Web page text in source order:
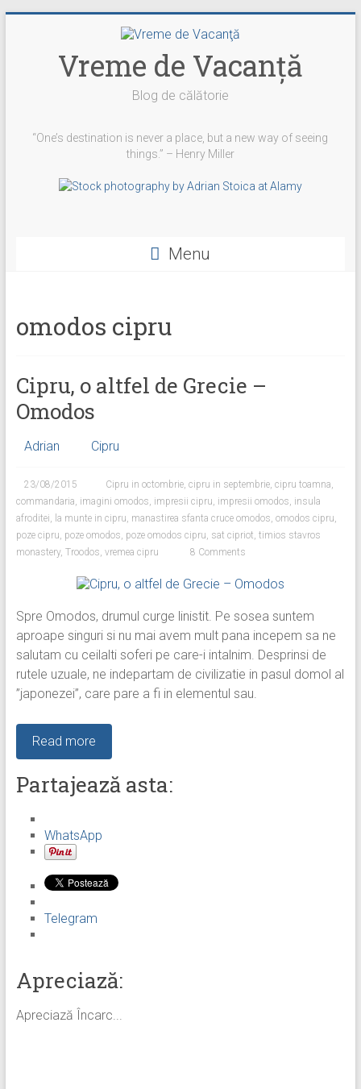
Vreme de Vacanţă
Blog de călătorie
“One’s destination is never a place, but a new way of seeing
things.” – Henry Miller
vremedevacanta
@vremedevacanta
vremedevacanta.ro
Menu
omodos cipru
Cipru, o altfel de Grecie –
Omodos
Adrian Cipru
23/08/2015 Cipru in octombrie, cipru in septembrie, cipru toamna,
commandaria, imagini omodos, impresii cipru, impresii omodos, insula
afroditei, la munte in cipru, manastirea sfanta cruce omodos, omodos cipru,
poze cipru, poze omodos, poze omodos cipru, sat cipriot, timios stavros
monastery, Troodos, vremea cipru 8 Comments
Spre Omodos, drumul curge linistit. Pe sosea suntem
aproape singuri si nu mai avem mult pana incepem sa ne
salutam cu ceilalti soferi pe care-i intalnim. Desprinsi de
rutele uzuale, ne indepartam de civilizatie in pasul domol al
”japonezei”, care pare a fi in elementul sau.
Read more
Partajează asta:
WhatsApp
Telegram
Apreciază:
Apreciază Încarc...